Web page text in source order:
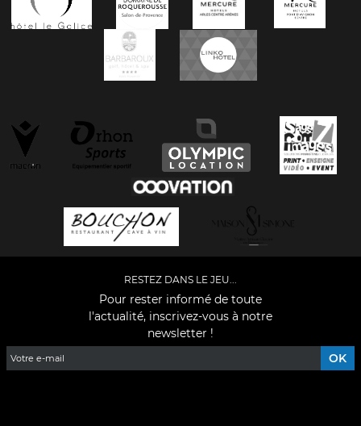
RESTEZ DANS LE JEU...
Pour rester informé de toute
l'actualité, inscrivez-vous à notre
newsletter !